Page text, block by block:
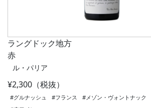
ラングドック地方
赤
ル・パリア
¥2,300（税抜）
#グルナッシュ #フランス #メゾン・ヴォントナック